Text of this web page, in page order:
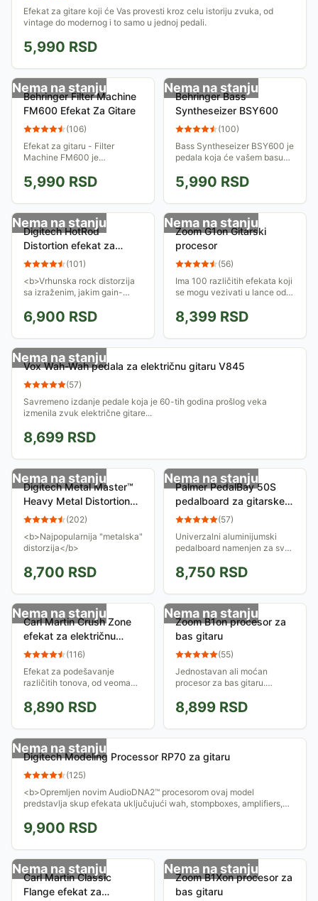
Efekat za gitare koji će Vas provesti kroz celu istoriju zvuka, od
vintage do modernog i to samo u jednoj pedali.
5,990 RSD
Nema na stanju
Behringer Filter Machine
FM600 Efekat Za Gitare
(106)
Efekat za gitaru - Filter
Machine FM600 je
pedali koji sadrži fanki auto-
wah, band pass, twin kao i
low pass filter...
5,990 RSD
Nema na stanju
Behringer Bass
Syntheseizer BSY600
(100)
Bass Syntheseizer BSY600 je
pedala koja će vašem basu
frekvencije i tako u velikoj
meri podebljati vaš ton.
5,990 RSD
Nema na stanju
Digitech HotRod
Distortion efekat za
gitaru
(101)
<b>Vrhunska rock distorzija
sa izraženim, jakim gain-
6,900 RSD
Nema na stanju
Zoom G1on Gitarski
procesor
(56)
Ima 100 različitih efekata koji
se mogu vezivati u lance od
memoriju od ukupno 100
preseta.
8,399 RSD
Nema na stanju
Vox Wah-Wah pedala za električnu gitaru V845
(57)
Savremeno izdanje pedale koja je 60-tih godina prošlog veka
izmenila zvuk električne gitare...
8,699 RSD
Nema na stanju
Digitech Metal Master™
Heavy Metal Distortion
Pedal efekat za gitaru
(202)
<b>Najpopularnija "metalska"
distorzija</b>
8,700 RSD
Nema na stanju
Palmer PedalBay 50S
pedalboard za gitarske
pedale
(57)
Univerzalni aluminijumski
pedalboard namenjen za sve
torbom za nošenje, bez
napajanja.
8,750 RSD
Nema na stanju
Carl Martin Crush Zone
efekat za električnu
gitaru
(116)
Efekat za podešavanje
različitih tonova, od veoma
Ovaj efekat deli ton u tri nivoa
što omogućava njegovo fino...
8,890 RSD
Nema na stanju
Zoom B1on procesor za
bas gitaru
(55)
Jednostavan ali moćan
procesor za bas gitaru.
efekata i simulacija pojačala.
8,899 RSD
Nema na stanju
Digitech Modeling Processor RP70 za gitaru
(125)
<b>Opremljen novim AudioDNA2™ procesorom ovaj model
predstavlja skup efekata uključujući wah, stompboxes, amplifiers,
9,900 RSD
Nema na stanju
Carl Martin Classic
Flange efekat za
Nema na stanju
Zoom B1Xon procesor za
bas gitaru